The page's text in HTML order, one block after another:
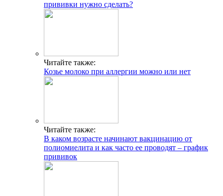
прививки нужно сделать?
Читайте также:
Козье молоко при аллергии можно или нет
Читайте также:
В каком возрасте начинают вакцинацию от
полиомиелита и как часто ее проводят – график
прививок